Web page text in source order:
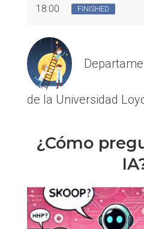
18:00
FINISHED
de la Universidad
¿Cómo